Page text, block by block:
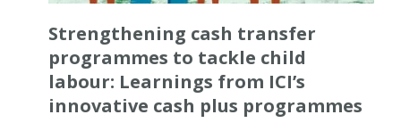
Strengthening cash transfer
programmes to tackle child
labour: Learnings from ICI’s
innovative cash plus programmes